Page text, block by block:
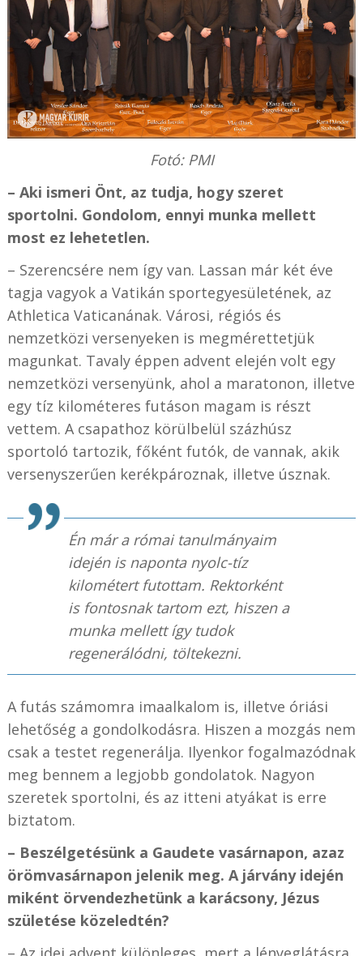
Fotó: PMI
– Aki ismeri Önt, az tudja, hogy szeret
sportolni. Gondolom, ennyi munka mellett
most ez lehetetlen.
– Szerencsére nem így van. Lassan már két éve
tagja vagyok a Vatikán sportegyesületének, az
Athletica Vaticanának. Városi, régiós és
nemzetközi versenyeken is megmérettetjük
magunkat. Tavaly éppen advent elején volt egy
nemzetközi versenyünk, ahol a maratonon, illetve
egy tíz kilométeres futáson magam is részt
vettem. A csapathoz körülbelül százhúsz
sportoló tartozik, főként futók, de vannak, akik
versenyszerűen kerékpároznak, illetve úsznak.
Én már a római tanulmányaim
idején is naponta nyolc-tíz
kilométert futottam. Rektorként
is fontosnak tartom ezt, hiszen a
munka mellett így tudok
regenerálódni, töltekezni.
A futás számomra imaalkalom is, illetve óriási
lehetőség a gondolkodásra. Hiszen a mozgás nem
csak a testet regenerálja. Ilyenkor fogalmazódnak
meg bennem a legjobb gondolatok. Nagyon
szeretek sportolni, és az itteni atyákat is erre
biztatom.
– Beszélgetésünk a Gaudete vasárnapon, azaz
örömvasárnapon jelenik meg. A járvány idején
miként örvendezhetünk a karácsony, Jézus
születése közeledtén?